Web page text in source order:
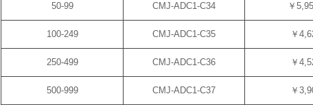
50-99 CMJ-ADC1-C34 ￥
100-249 CMJ-ADC1-C35 ￥
250-499 CMJ-ADC1-C36 ￥
500-999 CMJ-ADC1-C37 ￥